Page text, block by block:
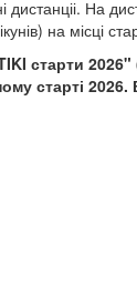
На
на місці
старти
старті